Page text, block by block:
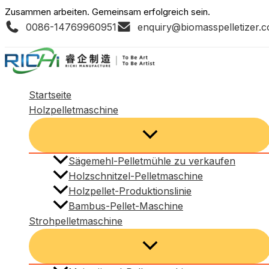
Zum
Inhalt
Zusammen arbeiten. Gemeinsam erfolgreich sein.
0086-14769960951
Startseite
Holzpelletmaschine
Sägemehl-Pelletmühle zu verkaufen
Holzschnitzel-Pelletmaschine
Holzpellet-Produktionslinie
Bambus-Pellet-Maschine
Strohpelletmaschine